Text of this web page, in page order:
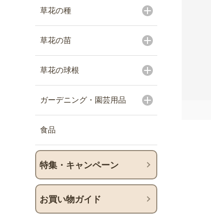
草花の種
草花の苗
草花の球根
ガーデニング・園芸用品
食品
特集・キャンペーン
お買い物ガイド